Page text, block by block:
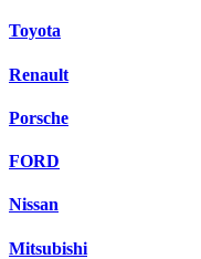
Toyota
Renault
Porsche
FORD
Nissan
Mitsubishi